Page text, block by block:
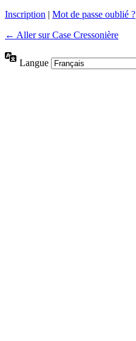
Inscription | Mot de passe oublié ?
← Aller sur Case Cressonière
Langue